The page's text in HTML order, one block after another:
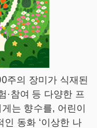
주의 장미가 식재된
·참여 등 다양한 프
는 향수를, 어린이
동화 ‘이상한 나